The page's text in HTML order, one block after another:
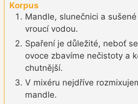
Korpus
Mandle, slunečnici a
vroucí vodou.
Spaření je důležité, neboť
ovoce zbavíme nečistoty a
chutnější.
V mixéru nejdříve
mandle.